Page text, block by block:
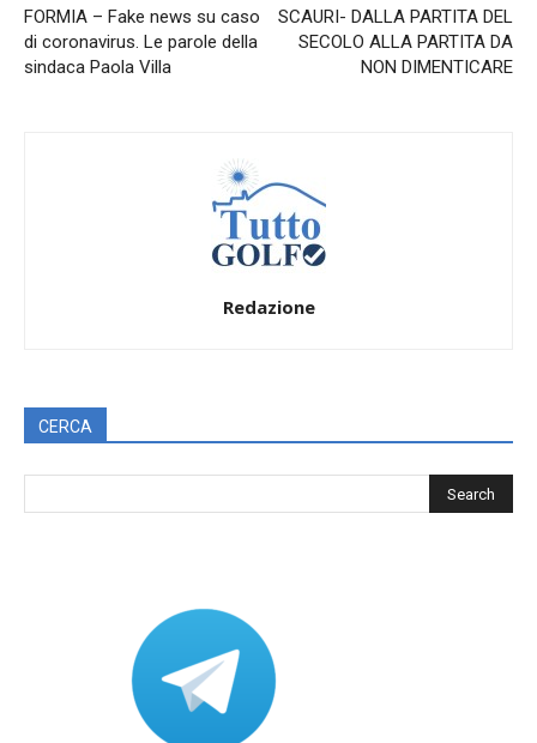
FORMIA – Fake news su caso
di coronavirus. Le parole della
sindaca Paola Villa
SCAURI- DALLA PARTITA DEL
SECOLO ALLA PARTITA DA
NON DIMENTICARE
Redazione
CERCA